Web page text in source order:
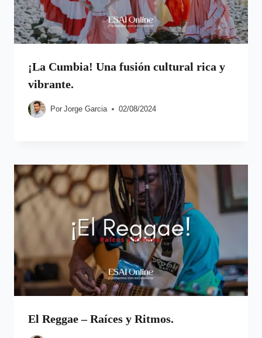
¡La Cumbia! Una fusión cultural rica y
vibrante.
Por Jorge Garcia 02/08/2024
El Reggae – Raíces y Ritmos.